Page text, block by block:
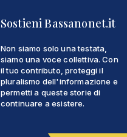
Sostieni Bassanonet.it
Non siamo solo una testata,
siamo una voce collettiva. Con
il tuo contributo, proteggi il
pluralismo dell'informazione e
permetti a queste storie di
continuare a esistere.